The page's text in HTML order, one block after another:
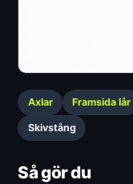
Axlar Framsida lår
Skivstång
Så gör du